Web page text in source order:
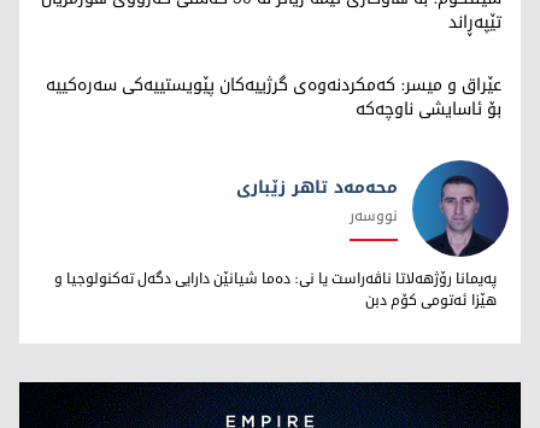
تێپەڕاند
عێراق و میسر: کەمکردنەوەی گرژییەکان پێویستییەکی سەرەکییە
بۆ ئاسایشی ناوچەکە
محەمەد تاهر زێبارى
محەمەد تاهر زێبارى
نووسەر
پەیمانا رۆژهەلاتا ناڤەراست یا نى: دەما شیانێن دارایى دگەل تەکنولوجیا و
هێزا ئەتومى کۆم دبن